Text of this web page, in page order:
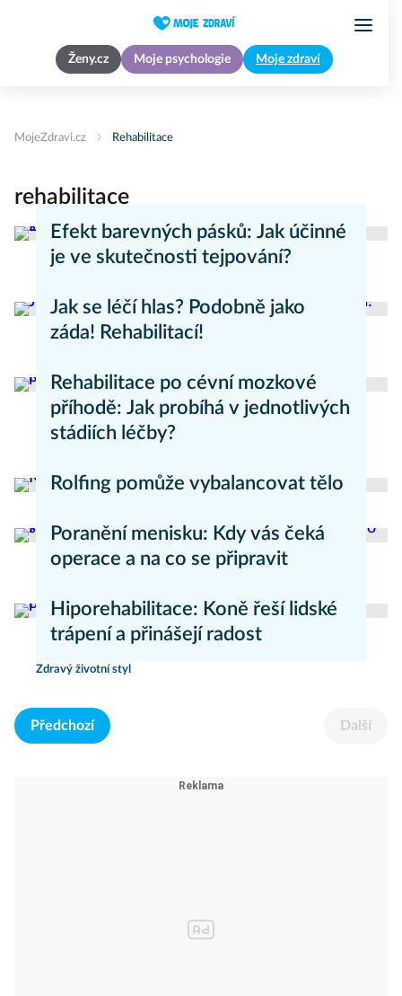
Ženy.cz Moje psychologie Moje zdraví
MojeZdravi.cz Rehabilitace
rehabilitace
Efekt barevných pásků: Jak účinné
je ve skutečnosti tejpování?
Jak se léčí hlas? Podobně jako
záda! Rehabilitací!
Rehabilitace po cévní mozkové
příhodě: Jak probíhá v jednotlivých
stádiích léčby?
Rolfing pomůže vybalancovat tělo
Poranění menisku: Kdy vás čeká
operace a na co se připravit
Hiporehabilitace: Koně řeší lidské
trápení a přinášejí radost
Zdravý životní styl
Předchozí Další